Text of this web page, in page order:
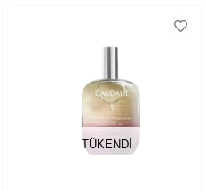
TÜKENDI